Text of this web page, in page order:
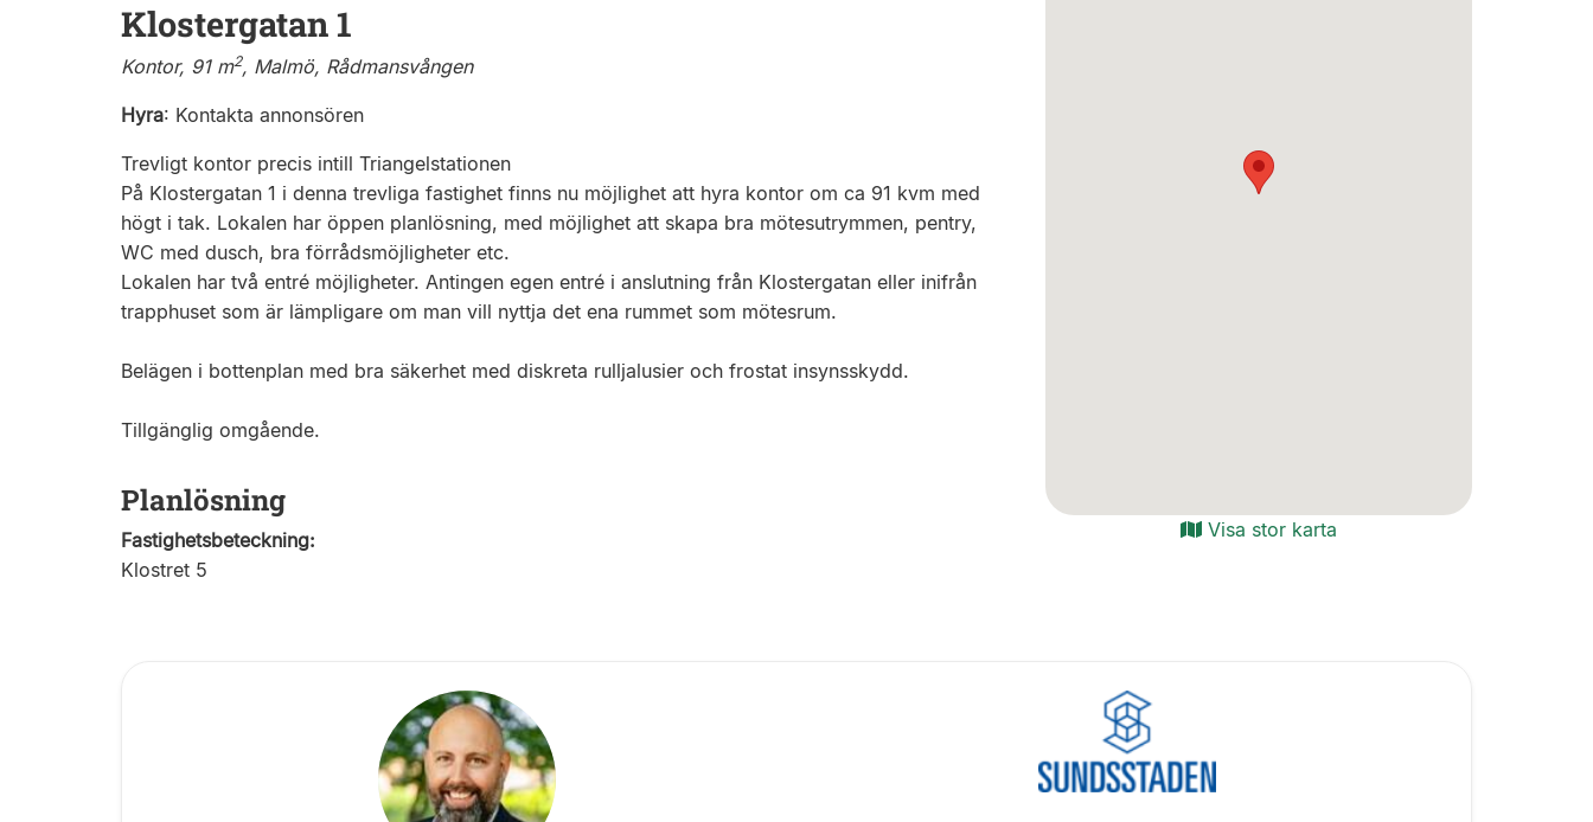
Klostergatan 1
Kontor, 91 m2, Malmö, Rådmansvången
Hyra: Kontakta annonsören
Trevligt kontor precis intill Triangelstationen
På Klostergatan 1 i denna trevliga fastighet finns nu möjlighet att hyra kontor om ca 91 kvm med
högt i tak. Lokalen har öppen planlösning, med möjlighet att skapa bra mötesutrymmen, pentry,
WC med dusch, bra förrådsmöjligheter etc.
Lokalen har två entré möjligheter. Antingen egen entré i anslutning från Klostergatan eller inifrån
trapphuset som är lämpligare om man vill nyttja det ena rummet som mötesrum.
Belägen i bottenplan med bra säkerhet med diskreta rulljalusier och frostat insynsskydd.
Tillgänglig omgående.
Planlösning
Fastighetsbeteckning:
Klostret 5
Visa stor karta